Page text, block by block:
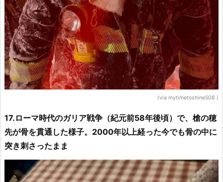
(via mytimetoshine508 )
17.ローマ時代のガリア戦争（紀元前58年後頃）で、槍の穂
先が骨を貫通した様子。2000年以上経った今でも骨の中に
突き刺さったまま